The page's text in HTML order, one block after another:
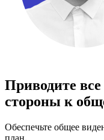
Приводите
стороны к
Обеспечьте общее
план.